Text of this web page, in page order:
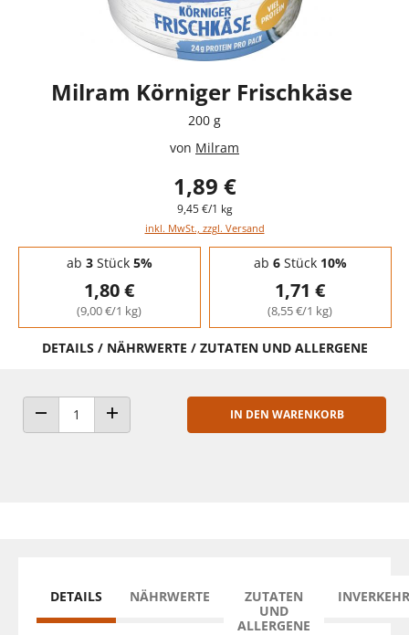
Milram Körniger Frischkäse
200 g
von Milram
1,89 €
9,45 €/1 kg
inkl. MwSt., zzgl. Versand
Staffelpreise - Mengenrabatt
ab 3Stück 5%
1,80 €
(9,00 €/1 kg)
ab 6Stück 10%
1,71 €
(8,55 €/1 kg)
DETAILS / NÄHRWERTE / ZUTATEN UND ALLERGENE
ANZAHL VERRINGERNANZAHL ERHÖHEN
IN DEN WARENKORB
DETAILS NÄHRWERTE
ZUTATEN
UND
ALLERGENE